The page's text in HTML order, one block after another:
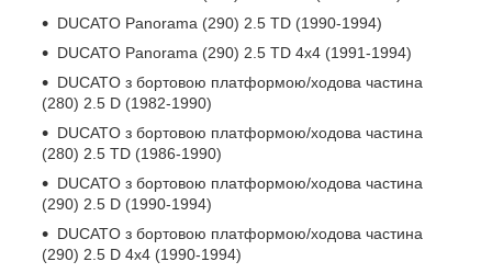
DUCATO Panorama (290) 2.5 TD (1990-1994)
DUCATO Panorama (290) 2.5 TD 4x4 (1991-1994)
DUCATO з бортовою платформою/ходова частина
(280) 2.5 D (1982-1990)
DUCATO з бортовою платформою/ходова частина
(280) 2.5 TD (1986-1990)
DUCATO з бортовою платформою/ходова частина
(290) 2.5 D (1990-1994)
DUCATO з бортовою платформою/ходова частина
(290) 2.5 D 4x4 (1990-1994)